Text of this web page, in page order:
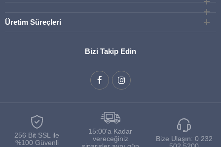
Üretim Süreçleri
Bizi Takip Edin
256 Bit SSL ile
%100 Güvenli
15:00'a Kadar
vereceğiniz
Bize Ulaşın: 0 232